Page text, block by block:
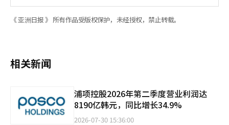
《 亚洲日报 》 所有作品受版权保护，未经授权，禁止转载。
相关新闻
浦项控股2026年第二季度营业利润达
8190亿韩元，同比增长34.9%
2026-07-30 15:36:00